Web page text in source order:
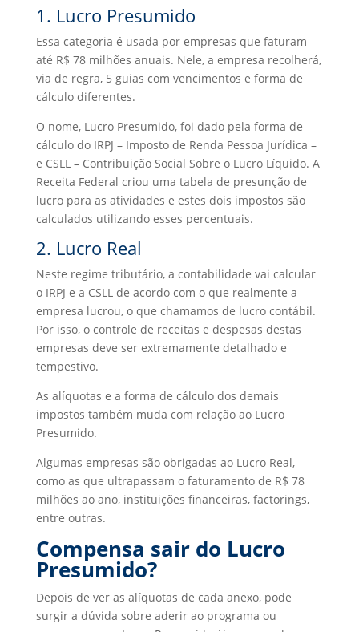
1. Lucro Presumido
Essa categoria é usada por empresas que faturam
até R$ 78 milhões anuais. Nele, a empresa recolherá,
via de regra, 5 guias com vencimentos e forma de
cálculo diferentes.
O nome, Lucro Presumido, foi dado pela forma de
cálculo do IRPJ – Imposto de Renda Pessoa Jurídica –
e CSLL – Contribuição Social Sobre o Lucro Líquido. A
Receita Federal criou uma tabela de presunção de
lucro para as atividades e estes dois impostos são
calculados utilizando esses percentuais.
2. Lucro Real
Neste regime tributário, a contabilidade vai calcular
o IRPJ e a CSLL de acordo com o que realmente a
empresa lucrou, o que chamamos de lucro contábil.
Por isso, o controle de receitas e despesas destas
empresas deve ser extremamente detalhado e
tempestivo.
As alíquotas e a forma de cálculo dos demais
impostos também muda com relação ao Lucro
Presumido.
Algumas empresas são obrigadas ao Lucro Real,
como as que ultrapassam o faturamento de R$ 78
milhões ao ano, instituições financeiras, factorings,
entre outras.
Compensa sair do Lucro
Presumido?
Depois de ver as alíquotas de cada anexo, pode
surgir a dúvida sobre aderir ao programa ou